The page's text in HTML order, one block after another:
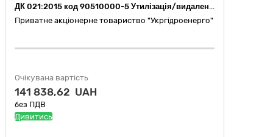
ДК 021:2015 код 90510000-5 Утилізація/видалення сміття та поводження зі сміттям (Послуги зі збирання та перевезення побутових відходів для філії "Дирекція з будівництва Дністровської ГАЕС" ПрАТ "Укргідроенерго".)
Приватне акціонерне товариство "Укргідроенерго"
Очікувана вартість
141 838,62 UAH
без ПДВ
Дивитись